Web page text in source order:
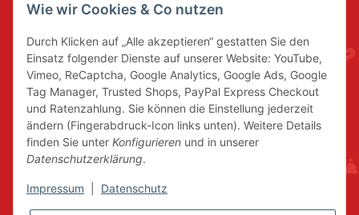
Wie wir Cookies & Co nutzen
Durch Klicken auf „Alle akzeptieren“ gestatten Sie den
Einsatz folgender Dienste auf unserer Website: YouTube,
Vimeo, ReCaptcha, Google Analytics, Google Ads, Google
Tag Manager, Trusted Shops, PayPal Express Checkout
und Ratenzahlung. Sie können die Einstellung jederzeit
ändern (Fingerabdruck-Icon links unten). Weitere Details
finden Sie unter Konfigurieren und in unserer
Datenschutzerklärung.
Impressum Datenschutz